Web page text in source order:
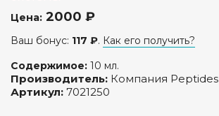
Цена: 2000 ₽
Ваш бонус: 117 ₽. Как его получить?
Содержимое: 10 мл.
Производитель: Компания Peptides
Артикул: 7021250